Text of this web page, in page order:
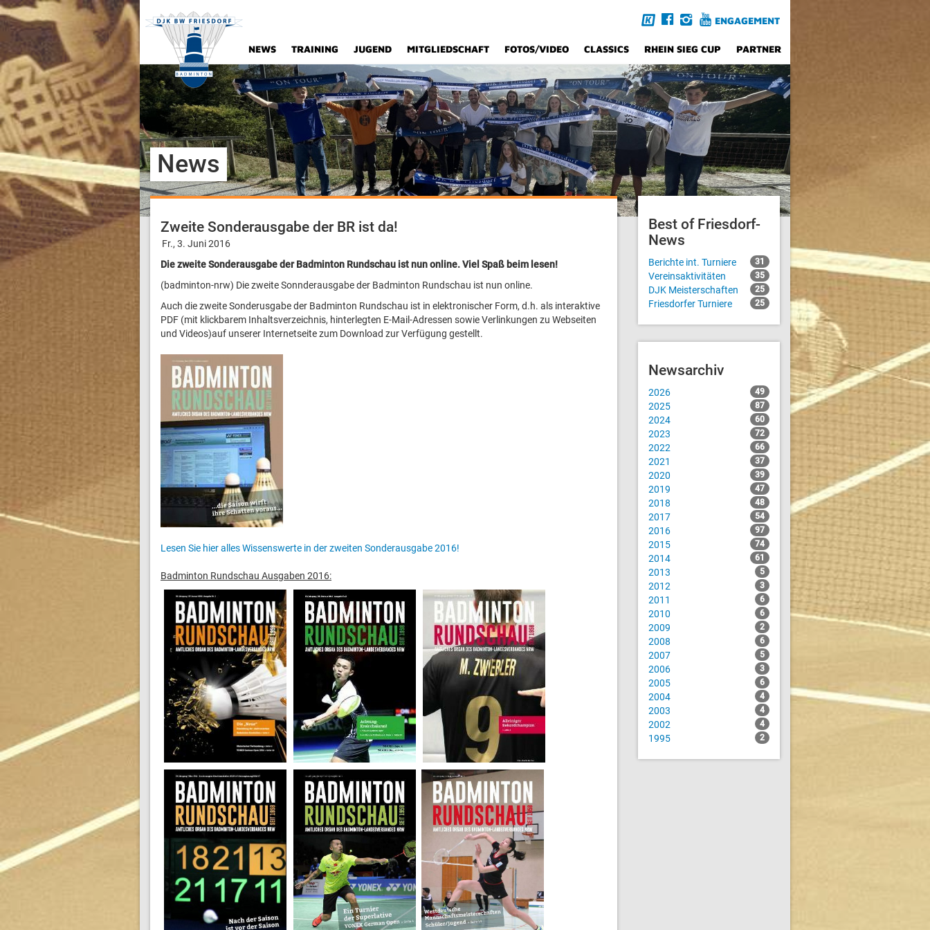
ENGAGEMENT
NEWS TRAINING JUGEND MITGLIEDSCHAFT FOTOS/VIDEO CLASSICS RHEIN SIEG CUP PARTNER
News
Zweite Sonderausgabe der BR ist da!
Fr., 3. Juni 2016
Die zweite Sonderausgabe der Badminton Rundschau ist nun online. Viel Spaß beim lesen!
(badminton-nrw) Die zweite Sonnderausgabe der Badminton Rundschau ist nun online.
Auch die zweite Sonderusgabe der Badminton Rundschau ist in elektronischer Form, d.h. als interaktive
PDF (mit klickbarem Inhaltsverzeichnis, hinterlegten E-Mail-Adressen sowie Verlinkungen zu Webseiten
und Videos)auf unserer Internetseite zum Download zur Verfügung gestellt.
Lesen Sie hier alles Wissenswerte in der zweiten Sonderausgabe 2016!
Badminton Rundschau Ausgaben 2016:
Best of Friesdorf-
News
Berichte int. Turniere 31
Vereinsaktivitäten 35
DJK Meisterschaften 25
Friesdorfer Turniere 25
Newsarchiv
2026 49
2025 87
2024 60
2023 72
2022 66
2021 37
2020 39
2019 47
2018 48
2017 54
2016 97
2015 74
2014 61
2013 5
2012 3
2011 6
2010 6
2009 2
2008 6
2007 5
2006 3
2005 6
2004 4
2003 4
2002 4
1995 2